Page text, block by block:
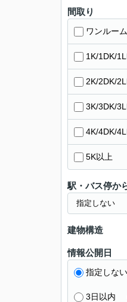
間取り
ワンルーム
1K/1DK/
2K/2DK/
3K/3DK/
4K/4DK/
5K以上
駅・バス停か
建物構造
情報公開日
指定しない
3日以内